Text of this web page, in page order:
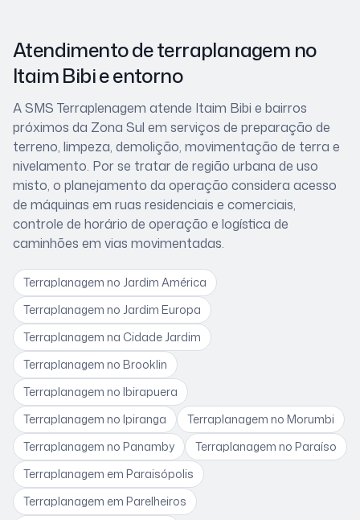
Atendimento de terraplanagem no
Itaim Bibie entorno
A SMS Terraplenagem atende Itaim Bibi e bairros
próximos da Zona Sul em serviços de preparação de
terreno, limpeza, demolição, movimentação de terra e
nivelamento. Por se tratar de região urbana de uso
misto, o planejamento da operação considera acesso
de máquinas em ruas residenciais e comerciais,
controle de horário de operação e logística de
caminhões em vias movimentadas.
Terraplanagem no Jardim América
Terraplanagem no Jardim Europa
Terraplanagem na Cidade Jardim
Terraplanagem no Brooklin
Terraplanagem no Ibirapuera
Terraplanagem no Ipiranga Terraplanagem no Morumbi
Terraplanagem no Panamby Terraplanagem no Paraíso
Terraplanagem em Paraisópolis
Terraplanagem em Parelheiros